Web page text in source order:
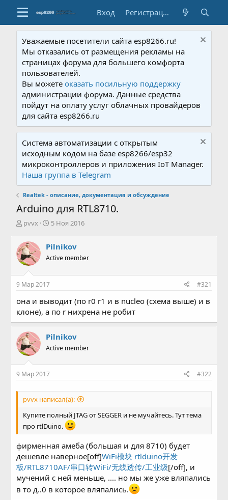
Вход Регистрация
Уважаемые посетители сайта esp8266.ru!
Мы отказались от размещения рекламы на
страницах форума для большего комфорта
пользователей.
Вы можетеоказать посильную поддержку
администрации форума. Данные средства
пойдут на оплату услуг облачных провайдеров
для сайта esp8266.ru
Система автоматизации с открытым
исходным кодом на базе esp8266/esp32
микроконтроллеров и приложения IoT Manager.
Наша группа в Telegram
Realtek - описание, документация и обсуждение
Arduino для RTL8710.
А
т
о
р
т
е
м
pvvx
Д
а
н
ч
а
5 Ноя 2016
Pilnikov
Active member
9 Мар 2017 #321
она и выводит (по r0 r1 и в nucleo (схема выше) и в
клоне), а по r нихрена не робит
Pilnikov
Active member
9 Мар 2017 #322
pvvx написал(а):
Купите полный JTAG от SEGGER и не мучайтесь. Тут тема
про rtlDuino.
фирменная амеба (большая и для 8710) будет
дешевле наверное[off]WiFi模块 rtlduino开发
板/RTL8710AF/串口转WiFi/无线透传/工业级[/off], и
мучений с ней меньше, .... но мы же уже вляпались
в то д..0 в которое вляпались.